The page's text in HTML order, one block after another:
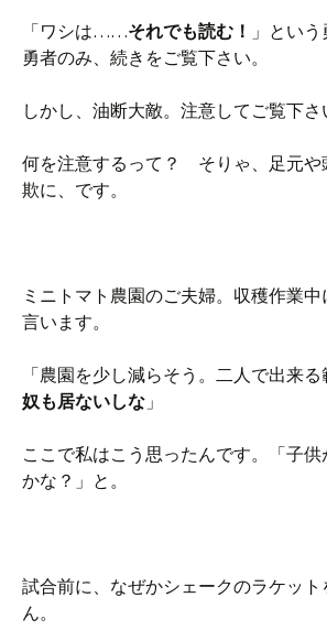
「ワシは……それでも読む！ 」とい
勇者のみ、続きをご覧下さい。
しかし、油断大敵。注意してご覧下さ
何を注意するって？ そりゃ、足元や
欺に、です。
ミニトマト農園のご夫婦。収穫作業中
言います。
「農園を少し減らそう。二人で出来る
奴も居ないしな 」
ここで私はこう思ったんです。「子
かな？」と。
試合前に、なぜかシェークのラケット
ん。